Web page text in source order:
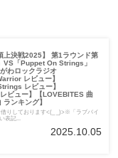
上決戦2025】 第1ラウンド第
「Puppet On Strings」
わロックラジオ
レビュー】
レビュー】
ビュー】【LOVEBITES 曲
ンキング】
りしております<(_ _)>※「ラブバイ
表記...
2025.10.05